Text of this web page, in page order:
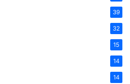
39
32
15
14
14